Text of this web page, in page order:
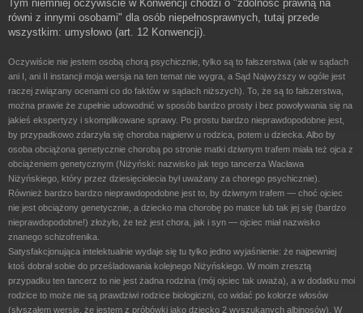
Tym niemniej oczywiście w Konwencji chodzi o "zdolność prawną na
równi z innymi osobami" dla osób niepełnosprawnych, tutaj przede
wszystkim: umysłowo (art. 12 Konwencji).
Oczywiście nie jestem osobą chorą psychicznie, tylko są to fałszerstwa (ale w sądach
ani I, ani II instancji moja wersja na ten temat nie wygra, a Sąd Najwyższy w ogóle jest
raczej związany ocenami co do faktów w sądach niższych). To, że są to fałszerstwa,
można prawie że zupełnie udowodnić w sposób bardzo prosty i bez powoływania się na
jakieś ekspertyzy i skomplikowane sprawy. Po prostu bardzo nieprawdopodobne jest,
by przypadkowo zdarzyła się choroba najpierw u rodzica, potem u dziecka. Albo by
osoba obciążona genetycznie chorobą po stronie matki dziwnym trafem miała też ojca z
obciążeniem genetycznym (Niżyński: nazwisko jak tego tancerza Wacława
Niżyńskiego, który przez dziesięciolecia był uważany za chorego psychicznie).
Również bardzo bardzo nieprawdopodobne jest to, by dziwnym trafem — choć ojciec
nie jest obciążony genetycznie, a dziecko ma chorobę po matce lub tak jej się (bardzo
nieprawdopodobne!) złożyło, że też jest chora, jak i syn — ojciec miał nazwisko
znanego schizofrenika.
Satysfakcjonująca intelektualnie wydaje się tu tylko jedno wyjaśnienie: że najpewniej
ktoś dobrał sobie do prześladowania kolejnego Niżyńskiego. W moim zresztą
przypadku ten tancerz to nie jest żadna rodzina (mój ojciec tak uważa), a w dodatku moi
rodzice to może nie są prawdziwi rodzice biologiczni, co widać po kolorze włosów
(słyszałem wersję, że jestem z próbówki jako dziecko 2 wyszukanych albinosów). W